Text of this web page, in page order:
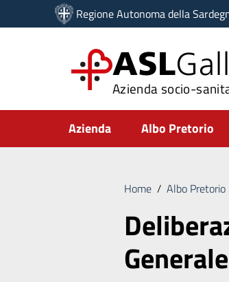
Vai ai contenuti
Vai al menu di navigazione
Regione Autonoma della
ASL
Azienda socio-
Submenu
Azienda Albo Pretorio
Home / Albo Pretorio